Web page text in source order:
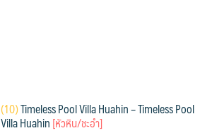
(10)Timeless Pool Villa Huahin – Timeless Pool
Villa Huahin[หัวหิน/ชะอำ]